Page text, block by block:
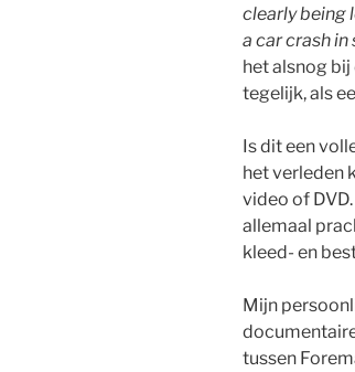
clearly being
a car crash in
het alsnog
tegelijk, als
Is dit een
het verleden
video of DVD.
allemaal
kleed- en
Mijn
tussen